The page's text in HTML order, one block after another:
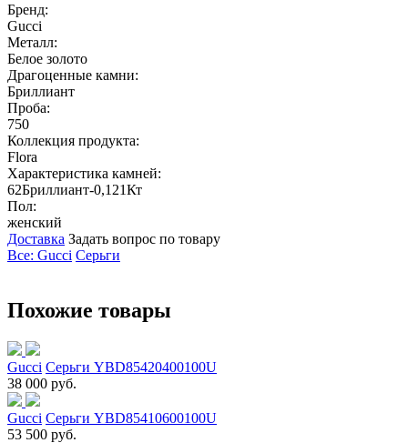
Бренд:
Gucci
Металл:
Белое золото
Драгоценные камни:
Бриллиант
Проба:
750
Коллекция продукта:
Flora
Характеристика камней:
62Бриллиант-0,121Кт
Пол:
женский
Доставка Задать вопрос по товару
Все: Gucci Серьги
Похожие товары
Gucci Серьги YBD85420400100U
38 000 руб.
Gucci Серьги YBD85410600100U
53 500 руб.